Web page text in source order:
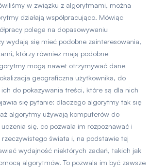
w związku z algorytmami, można
działają współpracująco. Mówiąc
polega na dopasowywaniu
wydają się mieć podobne zainteresowania,
którzy również mają podobne
mogą nawet otrzymywać dane
geograficzna użytkownika, do
do pokazywania treści, które są dla nich
się pytanie: dlaczego algorytmy tak się
algorytmy używają komputerów do
się, co pozwala im rozpoznawać i
świata i, na podstawie tej
wydajność niektórych zadań, takich jak
algorytmów. To pozwala im być zawsze